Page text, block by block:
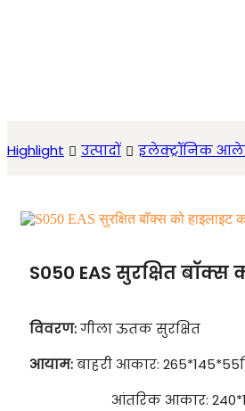
Highlight उत्पादों इलेक्ट्रॉनिक
S050 EAS सुरक्षित
विवरण:गीला ऊतक सुरक्षित
आयाम:बाहरी आकार:
आंतरिक आकार: